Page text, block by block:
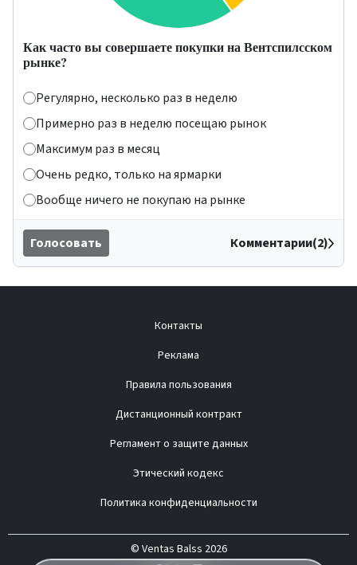
Как часто вы совершаете покупки на Вентспилсском
рынке?
Регулярно, несколько раз в неделю
Примерно раз в неделю посещаю рынок
Максимум раз в месяц
Очень редко, только на ярмарки
Вообще ничего не покупаю на рынке
Голосовать Комментарии(2)
Контакты
Реклама
Правила пользования
Дистанционный контракт
Регламент о защите данных
Этический кодекс
Политика конфиденциальности
© Ventas Balss 2026